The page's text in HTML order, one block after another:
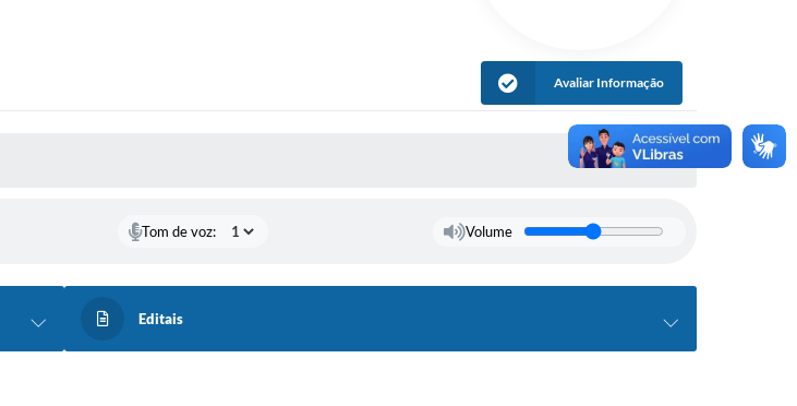
Avaliar Informação
Tom de voz: Volume
Editais